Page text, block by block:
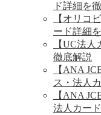
ド詳細を
【オリコ
ード詳細
【UC法
徹底解説
【ANA
ス・法人
【ANA
法人カー